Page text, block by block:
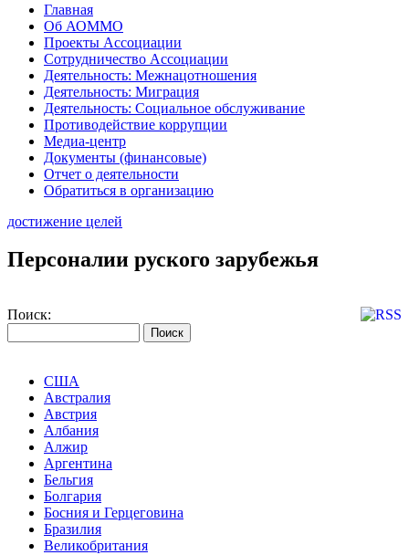
Главная
Об АОММО
Проекты Ассоциации
Сотрудничество Ассоциации
Деятельность: Межнацотношения
Деятельность: Миграция
Деятельность: Социальное обслуживание
Противодействие коррупции
Медиа-центр
Документы (финансовые)
Отчет о деятельности
Обратиться в организацию
достижение целей
Персоналии руского зарубежья
Поиск:
США
Австралия
Австрия
Албания
Алжир
Аргентина
Бельгия
Болгария
Босния и Герцеговина
Бразилия
Великобритания